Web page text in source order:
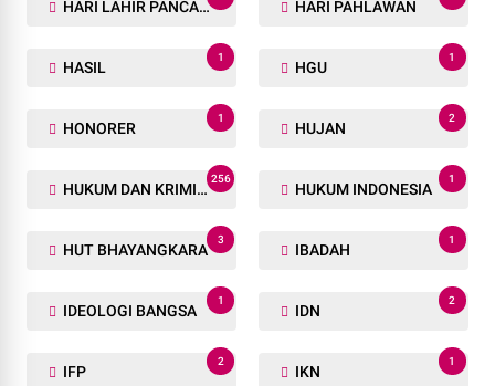
HARI LAHIR PANCASILA HARI PAHLAWAN
HASIL
1
HGU
1
HONORER
1
HUJAN
2
HUKUM DAN KRIMINAL
256
HUKUM INDONESIA
1
HUT BHAYANGKARA
3
IBADAH
1
IDEOLOGI BANGSA
1
IDN
2
IFP
2
IKN
1